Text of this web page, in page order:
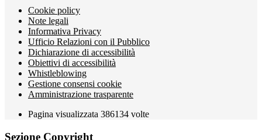
Cookie policy
Note legali
Informativa Privacy
Ufficio Relazioni con il Pubblico
Dichiarazione di accessibilità
Obiettivi di accessibilità
Whistleblowing
Gestione consensi cookie
Amministrazione trasparente
Pagina visualizzata 386134 volte
Sezione Copyright